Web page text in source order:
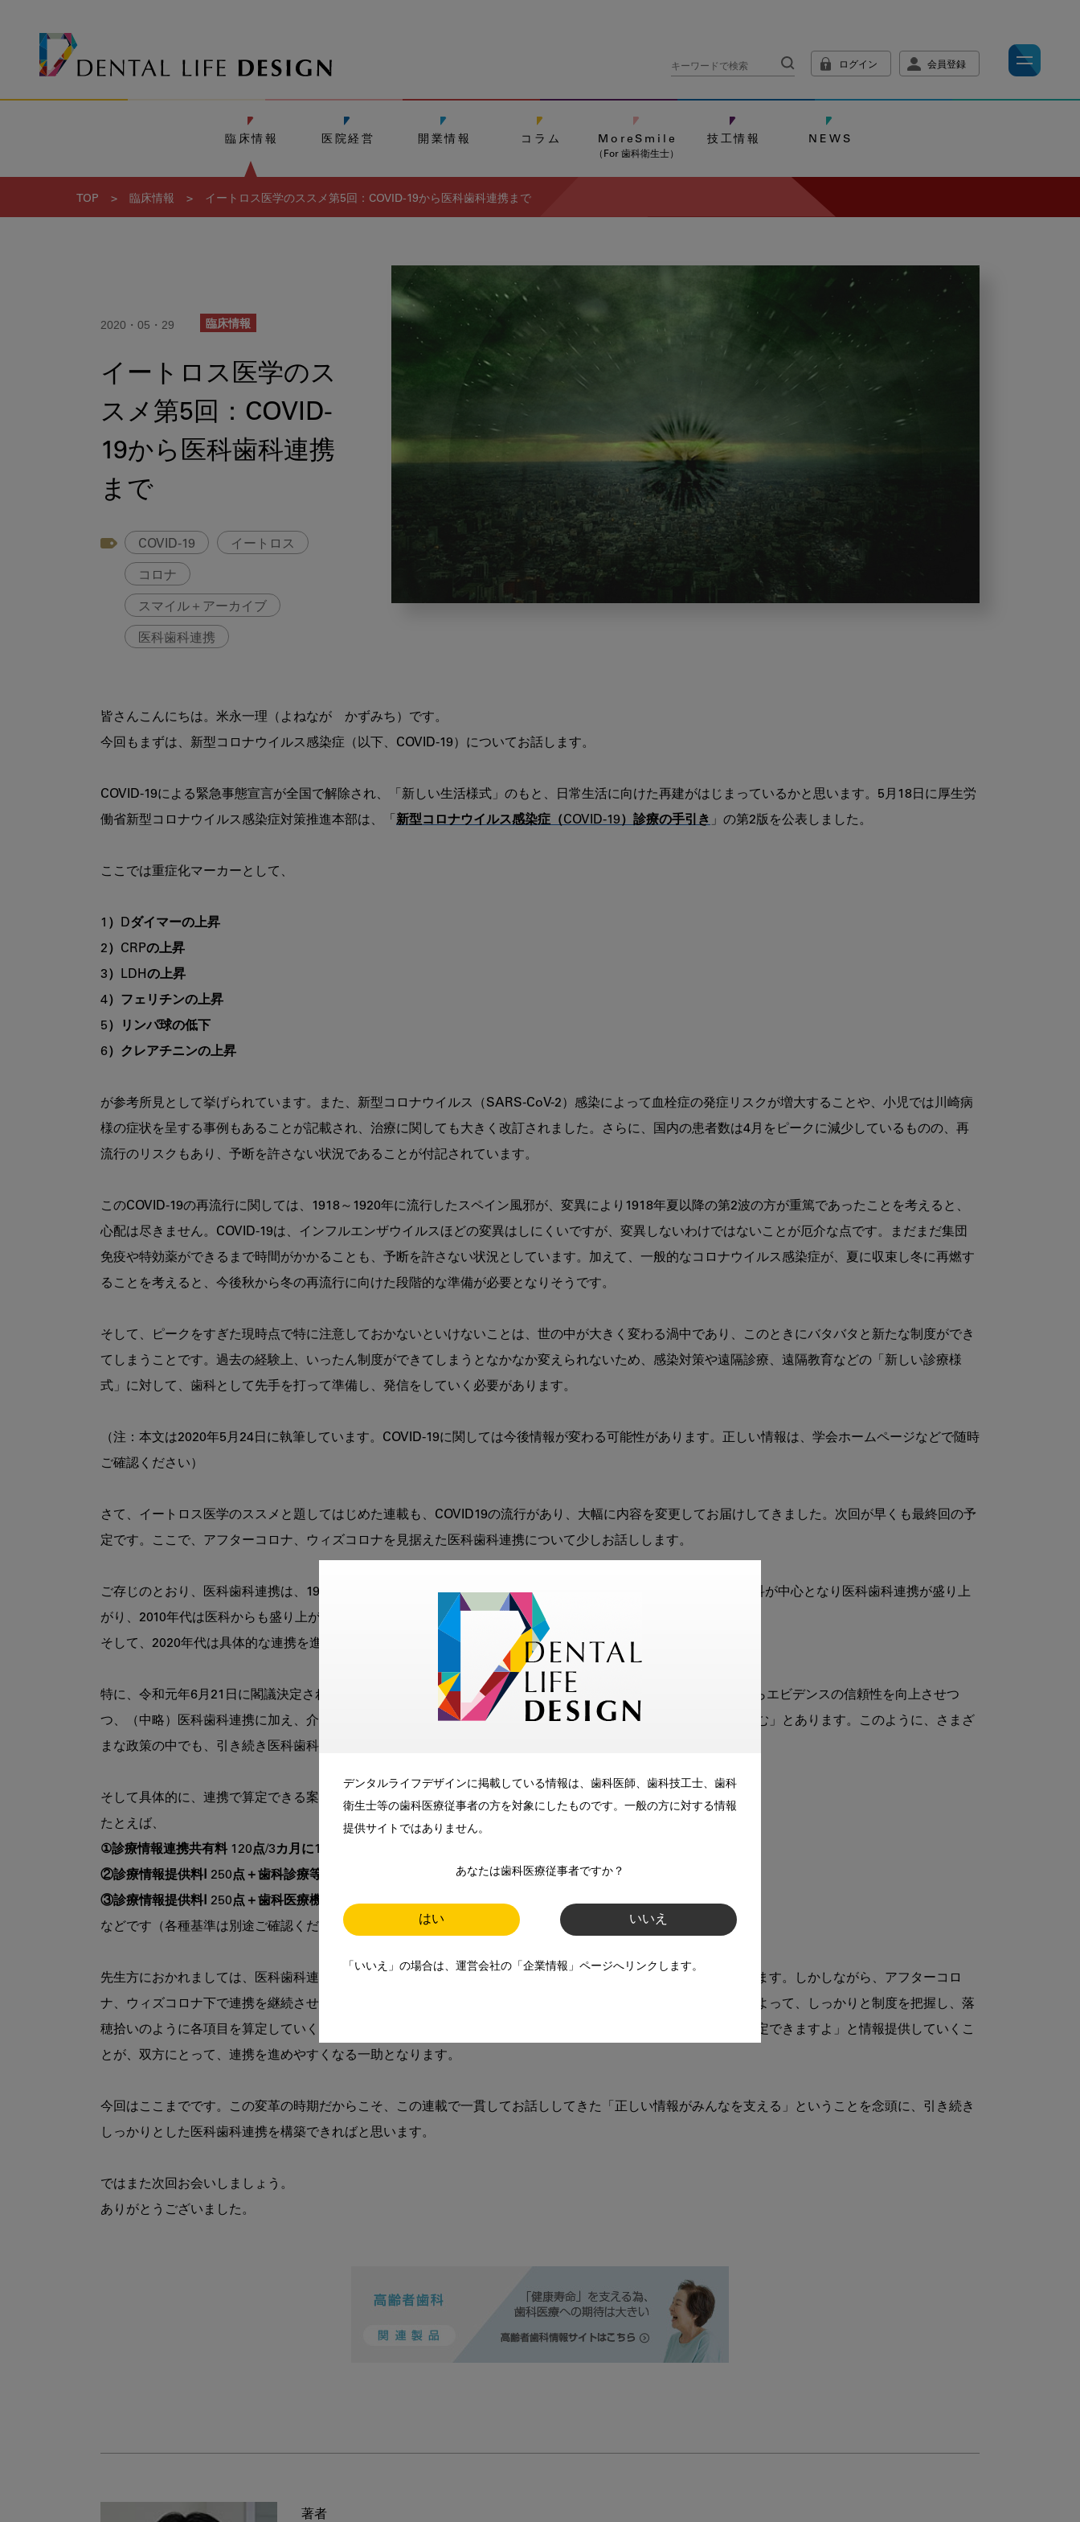
デンタルライフデザインに掲載している情報は、歯科医師、歯科技工士、歯科
衛生士等の歯科医療従事者の方を対象にしたものです。一般の方に対する情報
提供サイトではありません。
あなたは歯科医療従事者ですか？
はい いいえ
「いいえ」の場合は、運営会社の「企業情報」ページへリンクします。
ログイン 会員登録
臨床情報 医院経営 開業情報 コラム MoreSmile
（For 歯科衛生士）
技工情報 NEWS
TOP > 臨床情報 > イートロス医学のススメ第5回：COVID-19から医科歯科連携まで
2020・05・29 臨床情報
イートロス医学のス
スメ第5回：COVID-
19から医科歯科連携
まで
COVID-19 イートロス
コロナ
スマイル＋アーカイブ
医科歯科連携
学
の
メ
5
皆さんこんにちは。米永一理（よねなが　かずみち）です。
今回もまずは、新型コロナウイルス感染症（以下、COVID-19）についてお話します。
COVID-19による緊急事態宣言が全国で解除され、「新しい生活様式」のもと、日常生活に向けた再建がはじまっているかと思います。5月18日に厚生労
働省新型コロナウイルス感染症対策推進本部は、「 新型コロナウイルス感染症（COVID-19）診療の手引き 」の第2版を公表しました。
ここでは重症化マーカーとして、
1）Dダイマーの上昇
2）CRPの上昇
3）LDHの上昇
4）フェリチンの上昇
5）リンパ球の低下
6）クレアチニンの上昇
が参考所見として挙げられています。また、新型コロナウイルス（SARS-CoV-2）感染によって血栓症の発症リスクが増大することや、小児では川崎病
様の症状を呈する事例もあることが記載され、治療に関しても大きく改訂されました。さらに、国内の患者数は4月をピークに減少しているものの、再
流行のリスクもあり、予断を許さない状況であることが付記されています。
このCOVID-19の再流行に関しては、1918～1920年に流行したスペイン風邪が、変異により1918年夏以降の第2波の方が重篤であったことを考えると、
心配は尽きません。COVID-19は、インフルエンザウイルスほどの変異はしにくいですが、変異しないわけではないことが厄介な点です。まだまだ集団
免疫や特効薬ができるまで時間がかかることも、予断を許さない状況としています。加えて、一般的なコロナウイルス感染症が、夏に収束し冬に再燃す
ることを考えると、今後秋から冬の再流行に向けた段階的な準備が必要となりそうです。
そして、ピークをすぎた現時点で特に注意しておかないといけないことは、世の中が大きく変わる渦中であり、このときにバタバタと新たな制度ができ
てしまうことです。過去の経験上、いったん制度ができてしまうとなかなか変えられないため、感染対策や遠隔診療、遠隔教育などの「新しい診療様
式」に対して、歯科として先手を打って準備し、発信をしていく必要があります。
（注：本文は2020年5月24日に執筆しています。COVID-19に関しては今後情報が変わる可能性があります。正しい情報は、学会ホームページなどで随時
ご確認ください）
さて、イートロス医学のススメと題してはじめた連載も、COVID19の流行があり、大幅に内容を変更してお届けしてきました。次回が早くも最終回の予
定です。ここで、アフターコロナ、ウィズコロナを見据えた医科歯科連携について少しお話しします。
ご存じのとおり、医科歯科連携は、1999年にLancetに掲載された米山武義先生の論文を皮切りに、2000年代は歯科が中心となり医科歯科連携が盛り上
がり、2010年代は医科からも盛り上がってきました。
そして、2020年代は具体的な連携を進めていく状況になっています。
特に、令和元年6月21日に閣議決定された内閣府の骨太方針2019には、「口腔の健康は全身の健康につがることからエビデンスの信頼性を向上させつ
つ、（中略）医科歯科連携に加え、介護、障害福祉関係機関との連携を含む歯科医療保健提供体制の構築に取り組む」とあります。このように、さまざ
まな政策の中でも、引き続き医科歯科連携が重要視されており、われわれ医療者としても大事にしたい課題です。
そして具体的に、連携で算定できる案件が増えてきました。
①診療情報連携共有料 120点/3カ月に1回（医科歯科両方で算定可）
②診療情報提供料Ⅰ 250点＋歯科診療等特別対応連携加算 100点＋検査・画像情報提供加算 30点（歯科で算定可）
③診療情報提供料Ⅰ 250点＋歯科医療機関連連携加算 100点＋検査・画像情報提供加算 30点（医科で算定可）
などです（各種基準は別途ご確認ください）。
先生方におかれましては、医科歯科連携を今までは理念として、ある意味ボランティアで開拓してこられたと思います。しかしながら、アフターコロ
ナ、ウィズコロナ下で連携を継続させるためには、医科歯科それぞれが、経営的に安定していることも重要です。よって、しっかりと制度を把握し、落
穂拾いのように各項目を算定していく必要があります。さらに、歯科からも医科へ、医科歯科連携で「こんなの算定できますよ」と情報提供していくこ
とが、双方にとって、連携を進めやすくなる一助となります。
今回はここまでです。この変革の時期だからこそ、この連載で一貫してお話ししてきた「正しい情報がみんなを支える」ということを念頭に、引き続き
しっかりとした医科歯科連携を構築できればと思います。
ではまた次回お会いしましょう。
ありがとうございました。
著者